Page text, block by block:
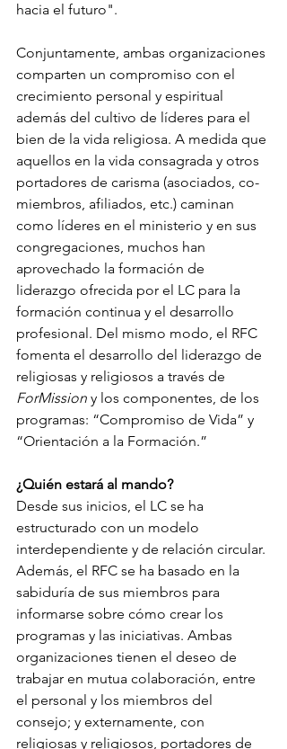
hacia el futuro".
Conjuntamente, ambas organizaciones
comparten un compromiso con el
crecimiento personal y espiritual
además del cultivo de líderes para el
bien de la vida religiosa. A medida que
aquellos en la vida consagrada y otros
portadores de carisma (asociados, co-
miembros, afiliados, etc.) caminan
como líderes en el ministerio y en sus
congregaciones, muchos han
aprovechado la formación de
liderazgo ofrecida por el LC para la
formación continua y el desarrollo
profesional. Del mismo modo, el RFC
fomenta el desarrollo del liderazgo de
religiosas y religiosos a través de
ForMission y los componentes, de los
programas: “Compromiso de Vida” y
“Orientación a la Formación.”
¿Quién estará al mando?
Desde sus inicios, el LC se ha
estructurado con un modelo
interdependiente y de relación circular.
Además, el RFC se ha basado en la
sabiduría de sus miembros para
informarse sobre cómo crear los
programas y las iniciativas. Ambas
organizaciones tienen el deseo de
trabajar en mutua colaboración, entre
el personal y los miembros del
consejo; y externamente, con
religiosas y religiosos, portadores de